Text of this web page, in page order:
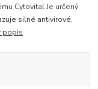
Cytovital Je určený
silné antivirové,
popis